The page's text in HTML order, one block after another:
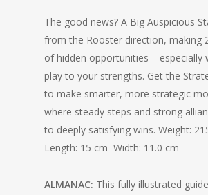
The good news? A Big Auspicious
from the Rooster direction, making
of hidden opportunities – especially
play to your strengths. Get the
to make smarter, more strategic
where steady steps and strong
to deeply satisfying wins. Weight:
Length: 15 cm Width: 11.0 cm
ALMANAC: This fully illustrated